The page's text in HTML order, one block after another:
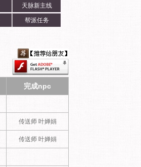
天脉新主线
帮派任务
完成npc
传送师 叶婵娟
传送师 叶婵娟